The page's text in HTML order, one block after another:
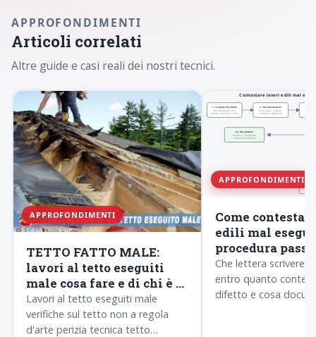
APPROFONDIMENTI
Articoli correlati
Altre guide e casi reali dei nostri tecnici.
APPROFONDIMENTI
TETTO FATTO MALE:
lavori al tetto eseguiti
male cosa fare e di chi è la
responsabilità
Lavori al tetto eseguiti male
verifiche sul tetto non a regola
d'arte perizia tecnica tetto
APPROFONDIMENTI
Come
edili mal
procedura
passo
Che lettera scrivere
entro quanto
difetto e cosa